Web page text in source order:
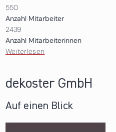
550
Anzahl Mitarbeiter
2439
Anzahl Mitarbeiterinnen
Weiterlesen
dekoster GmbH
Auf einen Blick